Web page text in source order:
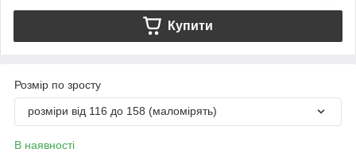
Купити
Розмір по зросту
розміри від 116 до 158 (маломірять)
В наявності